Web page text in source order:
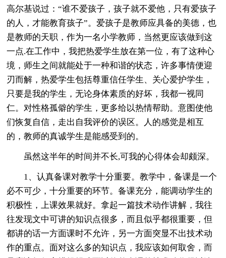
高尔基说过：“谁不爱孩子，孩子就不爱他，只有爱孩子
的人，才能教育孩子”。爱孩子是教师应具备的美德，也
是教师的天职，作为一名小学教师，当然更应该做到这
一点.在工作中，我把热爱学生放在第一位，有了这种心
境，师生之间就能处于一种和谐的状态，许多事情便迎
刃而解，热爱学生包括尊重信任学生、关心爱护学生，
只要是我的学生，无论身体素质的好坏，我都一视同
仁。对性格孤僻的学生，更多给以热情帮助。意图使他
们恢复自信，走出自我评价的误区。人的感觉是相互
的，教师的真诚学生是能感受到的。
虽然这半年的时间并不长,可我的心得体会却颇深。
1、认真备课对教学十分重要。教学中，备课是一个
必不可少，十分重要的环节。备课充分，能调动学生的
积极性，上课效果就好。拿起一篇技术动作讲解，我往
往发现文中可讲的知识点很多，而且似乎都很重要，但
都讲的话一方面课时不允许，另一方面突显不出技术动
作的重点。面对这么多的知识点，我应该如何取舍，而